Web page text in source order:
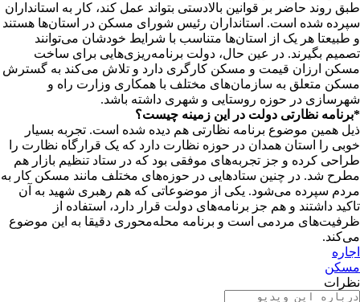
طبق روند حاضر بر قوانین بالادستی بتواند عمل کند، کار به استانداران
سپرده شده است. استانداران رئیس شورای مسکن در استان‌ها هستند
و طبیعتا هر یک از استان‌ها متناسب با شرایط خودشان می‌توانند
تصمیم بگیرند. در عین حال، دولت برنامه‌ریزی‌هایی برای ساخت
مسکن ارزان قیمت و مسکن کارگری دارد و تلاش می‌کند به گسترش
مسکن متعلق به سازمان‌های مختلف با همکاری وزارت راه و
شهرسازی در حوزه روستایی و شهری داشته باشد.
*برنامه نظارتی دولت در این زمینه چیست؟
ذیل همین موضوع برنامه نظارتی هم دیده شده است. تجربه بسیار
خوبی را استان همدان در حوزه نظارت دارد که یک قرارگاه نظارت را
طراحی کرده و جز تجربه‌های موفقی بود که در ستاد تنظیم بازار هم
مطرح شد. در چنین ستادهایی در حوزه‌های مختلف مانند مسکن کار به
مردم سپرده می‌شود. یکی از موضوعاتی که هم رهبری شهید به آن
تاکید داشتند و هم جز برنامه‌های دولت قرار دارد، استفاده از
ظرفیت‌های مردمی است و برنامه محله‌محوری دقیقا به این موضوع
می‌کند.
اجاره
مسکن
نظرات